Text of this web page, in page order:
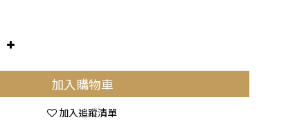
加入購物車
加入追蹤清單